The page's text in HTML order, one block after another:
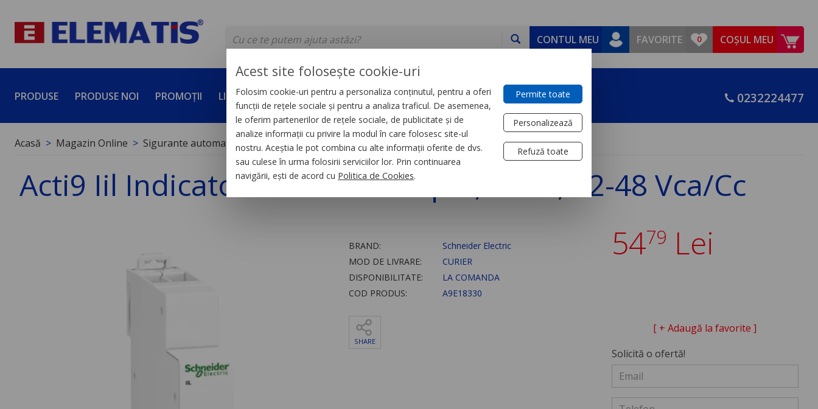
CONTUL MEU FAVORITE COȘUL MEU
PRODUSE PRODUSE NOI PROMOȚII LICHIDĂRI DE STOC SERVICII DEVINO PARTENER CONTACT 0232224477
Acasă Magazin Online Sigurante automate Contacte Auxiliare si Bobine declansare
Acti9 Iil Indicator Luminos Simplu, Rosu, 12-48 Vca/Cc
BRAND:
Schneider Electric
MOD DE LIVRARE:
CURIER
DISPONIBILITATE:
LA COMANDA
COD PRODUS:
A9E18330
SHARE
5479 Lei
[ + Adaugă la favorite ]
Solicită o ofertă!
Acest site folosește cookie-uri
Folosim cookie-uri pentru a personaliza conținutul, pentru a oferi
funcții de rețele sociale și pentru a analiza traficul. De asemenea,
le oferim partenerilor de rețele sociale, de publicitate și de
analize informații cu privire la modul în care folosesc site-ul
nostru. Aceștia le pot combina cu alte informații oferite de dvs.
sau culese în urma folosirii serviciilor lor. Prin continuarea
navigării, ești de acord cu Politica de Cookies.
Permite toate
Personalizează
Refuză toate